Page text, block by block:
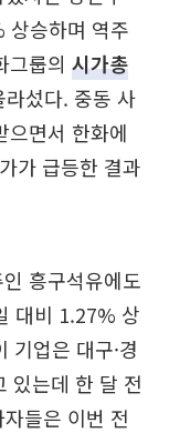
상승하며 역주
그룹의 시가총
섰다. 중동 사
으면서 한화에
가 급등한 결과
흥구석유에도
대비 1.27% 상
기업은 대구·경
있는데 한 달 전
들은 이번 전